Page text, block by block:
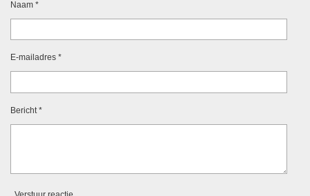
Naam *
E-mailadres *
Bericht *